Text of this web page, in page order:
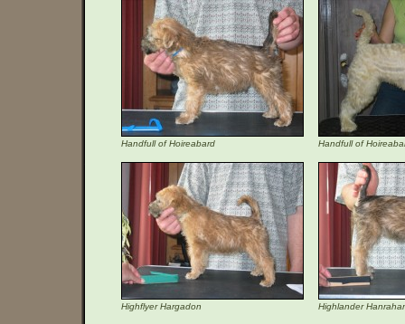
Handfull of Hoireabard Handfull of
Highflyer Hargadon Highlander